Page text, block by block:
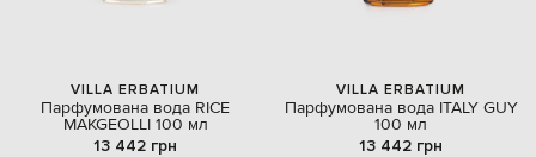
VILLA ERBATIUM
Парфумована вода RICE
MAKGEOLLI 100 мл
13 442 грн
VILLA ERBATIUM
Парфумована вода ITALY GUY
100 мл
13 442 грн